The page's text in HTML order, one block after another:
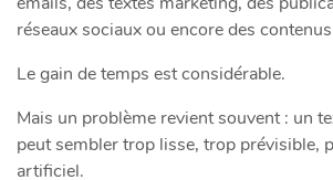
réseaux sociaux ou encore des
Le gain de temps est considérable.
Mais un problème revient souvent : un
peut sembler trop lisse, trop prévisible,
artificiel.